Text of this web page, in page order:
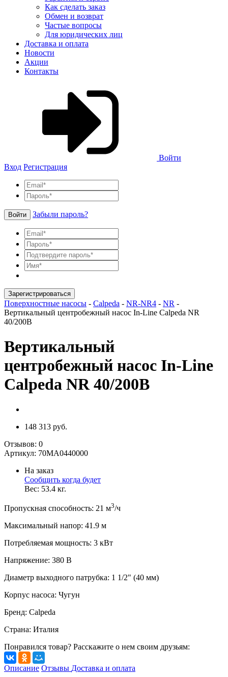
Как сделать заказ
Обмен и возврат
Частые вопросы
Для юридических лиц
Доставка и оплата
Новости
Акции
Контакты
Войти
Вход Регистрация
Войти Забыли пароль?
Зарегистрироваться
Поверхностные насосы - Calpeda - NR-NR4 - NR -
Вертикальный центробежный насос In-Line Calpeda NR
40/200B
Вертикальный
центробежный насос In-Line
Calpeda NR 40/200B
148 313 руб.
Отзывов: 0
Артикул: 70MA0440000
На заказ
Сообщить когда будет
Вес: 53.4 кг.
Пропускная способность: 21 м3/ч
Максимальный напор: 41.9 м
Потребляемая мощность: 3 кВт
Напряжение: 380 В
Диаметр выходного патрубка: 1 1/2" (40 мм)
Корпус насоса: Чугун
Бренд: Calpeda
Страна: Италия
Понравился товар? Расскажите о нем своим друзьям:
Описание Отзывы Доставка и оплата